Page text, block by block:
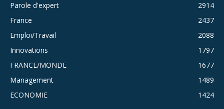
Parole d'expert
2914
France
2437
Emploi/Travail
2088
Innovations
1797
FRANCE/MONDE
1677
Management
1489
ECONOMIE
1424